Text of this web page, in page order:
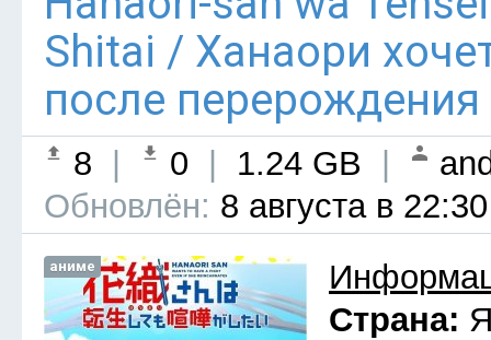
Shitai / Ханаори
после
8 0 1.24 GB
Обновлён: 8 августа в 22:30
аниме
Страна: